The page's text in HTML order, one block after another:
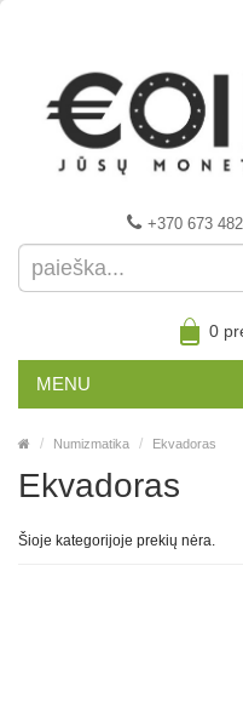
+370 673
0
MENU
Numizmatika Ekvadoras
Ekvadoras
Šioje kategorijoje prekių nėra.